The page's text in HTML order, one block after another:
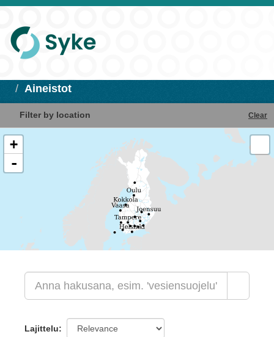
Aineistot
Filter by location Clear
+
-
Lajittelu